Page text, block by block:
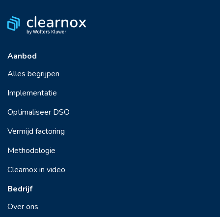
Aanbod
Alles begrijpen
Implementatie
Optimaliseer DSO
Vermijd factoring
Methodologie
Clearnox in video
Bedrijf
Over ons